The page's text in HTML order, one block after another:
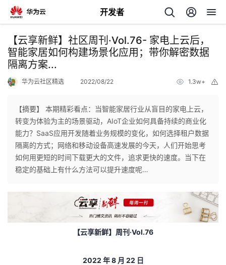
开发者
返
回
个
人
主
页
我
的
开
【云享新鲜】社区周刊·Vol.76- 家电上云后，
智能家居如何构建场景化应用；带你解密数据
隔离方案...
华为云社区精选 2022/08/22 1.3w+
【摘要】 本期精彩看点：当智能家居行业从盲目的家电上云，
转变为体验为主的场景驱动，AIoT企业如何具备持续的商业化
能力？SaaS应用开发随着业务规模的变化，如何选择租户数据
隔离的方式；网络和移动设备高速发展的今天，人们开始思考
如何用更短的时间下载更大的文件，追求更快的速度。当下在
稳定的基础上有什么方法可以提升速度呢…
【云享新鲜】周刊 ·Vol.76
2022 年8 月 22 日